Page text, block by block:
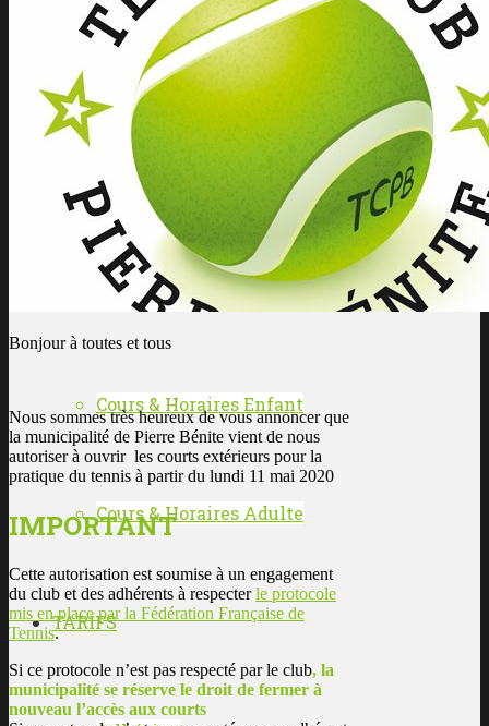
Les enseignants
L’histoire du club
ÉCOLE DE TENNIS
Cours & Horaires Enfant
Cours & Horaires Adulte
TARIFS
Bonjour à toutes et tous
Nous sommes très heureux de vous annoncer que
la municipalité de Pierre Bénite vient de nous
autoriser à ouvrir les courts extérieurs pour la
pratique du tennis à partir du lundi 11 mai 2020
IMPORTANT
Cette autorisation est soumise à un engagement
du club et des adhérents à respecterle protocole
mis en place par la Fédération Française de
Tennis.
Si ce protocole n’est pas respecté par le club, la
municipalité se réserve le droit de fermer à
nouveau l’accès aux courts